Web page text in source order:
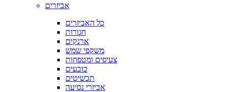
אביזרים
כל האביזרים
חגורות
ארנקים
משקפי שמש
צעיפים ומטפחות
כובעים
תכשיטים
אביזרי נסיעה